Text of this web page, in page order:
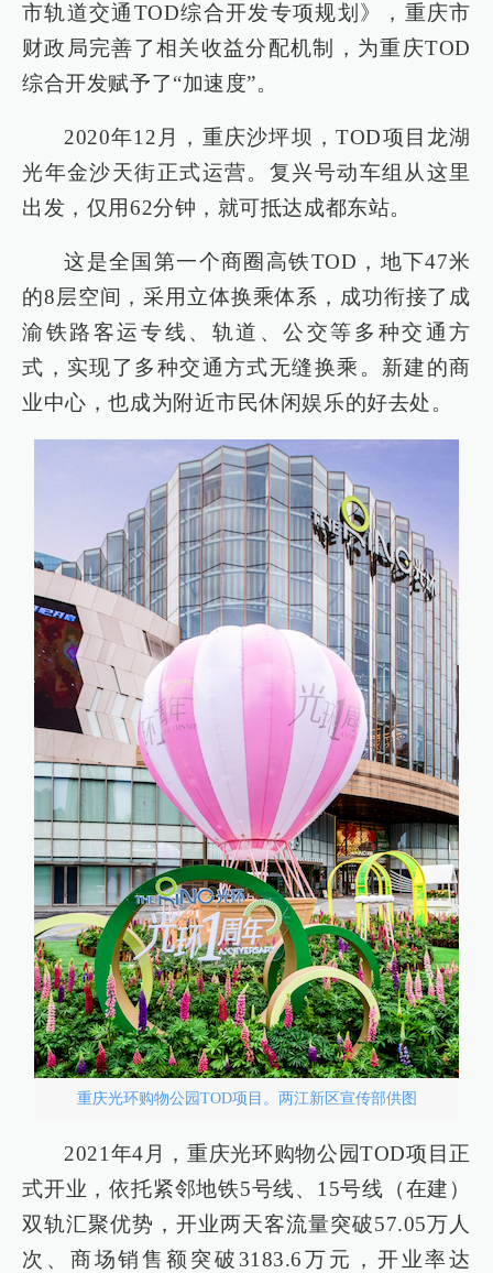
市轨道交通TOD综合开发专项规划》，重庆市
财政局完善了相关收益分配机制，为重庆TOD
综合开发赋予了“加速度”。
2020年12月，重庆沙坪坝，TOD项目龙湖
光年金沙天街正式运营。复兴号动车组从这里
出发，仅用62分钟，就可抵达成都东站。
这是全国第一个商圈高铁TOD，地下47米
的8层空间，采用立体换乘体系，成功衔接了成
渝铁路客运专线、轨道、公交等多种交通方
式，实现了多种交通方式无缝换乘。新建的商
业中心，也成为附近市民休闲娱乐的好去处。
重庆光环购物公园TOD项目。两江新区宣传部供图
2021年4月，重庆光环购物公园TOD项目正
式开业，依托紧邻地铁5号线、15号线（在建）
双轨汇聚优势，开业两天客流量突破57.05万人
次、商场销售额突破3183.6万元，开业率达